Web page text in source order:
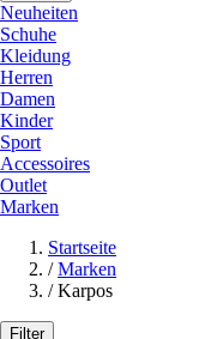
Neuheiten
Schuhe
Kleidung
Herren
Damen
Kinder
Sport
Accessoires
Outlet
Marken
Startseite
/ Marken
/ Karpos
Filter